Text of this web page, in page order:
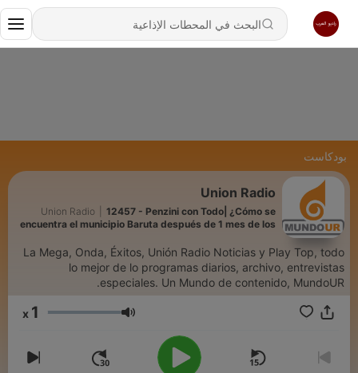
بودكاست
Union Radio
Union Radio
12457 - Penzini con Todo| ¿Cómo se
encuentra el municipio Baruta después de 1 mes de los
La Mega, Onda, Éxitos, Unión Radio Noticias y Play Top, todo
lo mejor de lo programas diarios, archivo, entrevistas
especiales. Un Mundo de contenido, MundoUR.
مستوى الصوت 1